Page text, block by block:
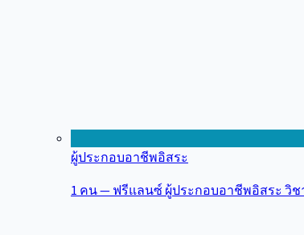
ผู้ประกอบอาชีพอิสระ
1 คน — ฟรีแลนซ์ ผู้ประกอบอาชีพอิสระ วิช